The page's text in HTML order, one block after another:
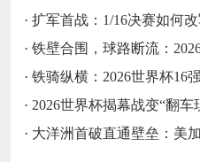
· 扩军首战：1/16决赛如何
· 铁壁合围，球路断流：
· 铁骑纵横：2026世界杯16
· 2026世界杯揭幕战变“翻
· 大洋洲首破直通壁垒：美加